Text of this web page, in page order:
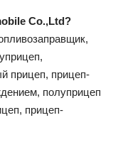
Co.,Ltd?
прицеп, прицеп-
полуприцеп
прицеп-